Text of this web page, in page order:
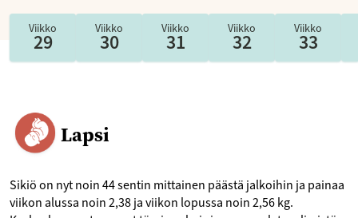
Viikko
29
Viikko
30
Viikko
31
Viikko
32
Viikko
33
Lapsi
Sikiö on nyt noin 44 sentin mittainen päästä jalkoihin ja painaa
viikon alussa noin 2,38 ja viikon lopussa noin 2,56 kg.